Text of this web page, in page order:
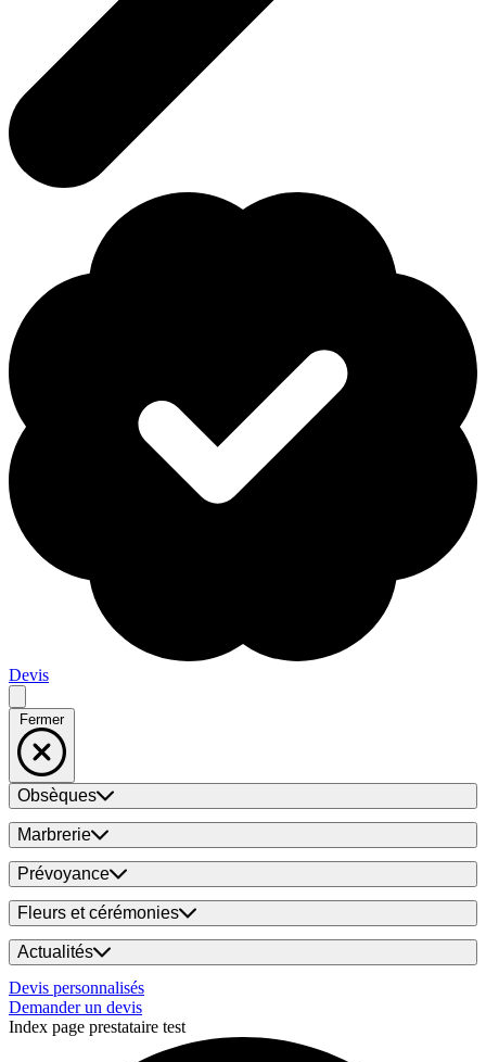
Devis
Fermer
Obsèques
Marbrerie
Prévoyance
Fleurs et cérémonies
Actualités
Devis personnalisés
Demander un devis
Index page prestataire test